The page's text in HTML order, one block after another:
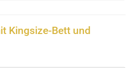
Kingsize-Bett und